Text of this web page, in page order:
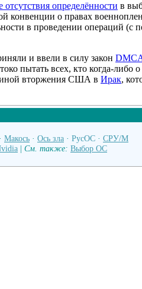
отсутствия определённости в
конвенции о правах
в проведении операций
и ввели в силу закон
пытать всех, кто когда-либо
вторжения США в Ирак,
· Макось · Ось зла · РусОС · СРУ/М
| См. также: Выбор ОС